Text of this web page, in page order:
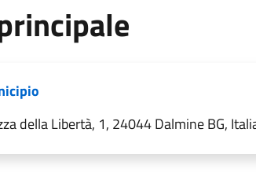
della Libertà, 1, 24044 Dalmine BG,